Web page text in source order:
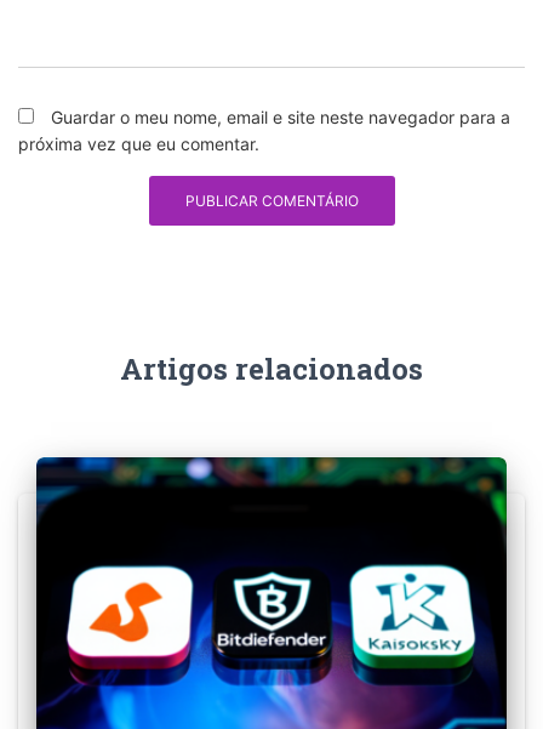
Guardar o meu nome, email e site neste navegador para a
próxima vez que eu comentar.
Artigos relacionados